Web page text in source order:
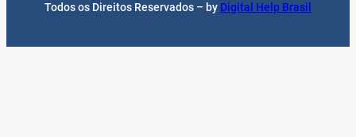
Todos os Direitos Reservados – by Digital Help Brasil